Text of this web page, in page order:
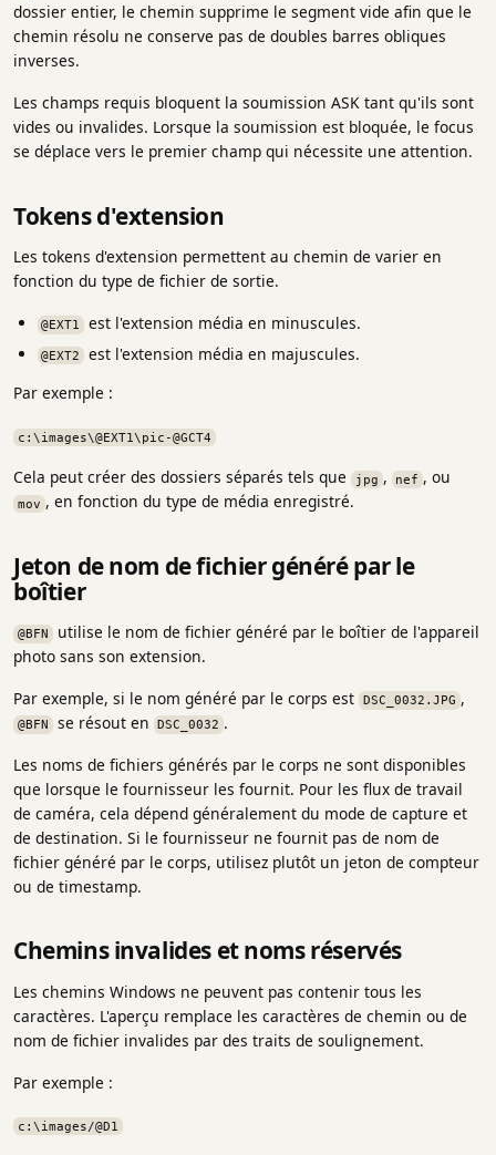
dossier entier, le chemin supprime le segment vide afin que le
chemin résolu ne conserve pas de doubles barres obliques
inverses.
Les champs requis bloquent la soumission ASK tant qu'ils sont
vides ou invalides. Lorsque la soumission est bloquée, le focus
se déplace vers le premier champ qui nécessite une attention.
Tokens d'extension
Les tokens d'extension permettent au chemin de varier en
fonction du type de fichier de sortie.
@EXT1 est l'extension média en minuscules.
@EXT2
est l'extension média en majuscules.
Par exemple :
c:\images\@EXT1\pic-@GCT4
Cela peut créer des dossiers séparés tels que jpg , nef , ou
mov , en fonction du type de média enregistré.
Jeton de nom de fichier généré par le
boîtier
@BFN utilise le nom de fichier généré par le boîtier de l'appareil
photo sans son extension.
Par exemple, si le nom généré par le corps est
DSC_0032.JPG ,
@BFN se résout en DSC_0032 .
Les noms de fichiers générés par le corps ne sont disponibles
que lorsque le fournisseur les fournit. Pour les flux de travail
de caméra, cela dépend généralement du mode de capture et
de destination. Si le fournisseur ne fournit pas de nom de
fichier généré par le corps, utilisez plutôt un jeton de compteur
ou de timestamp.
Chemins invalides et noms réservés
Les chemins Windows ne peuvent pas contenir tous les
caractères. L'aperçu remplace les caractères de chemin ou de
nom de fichier invalides par des traits de soulignement.
Par exemple :
c:\images/@D1